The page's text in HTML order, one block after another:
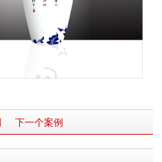
下一个案例